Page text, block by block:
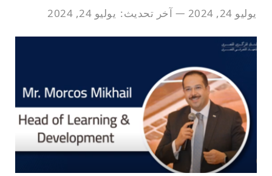
يوليو 24, 2024 آخر تحديث: يوليو 24, 2024